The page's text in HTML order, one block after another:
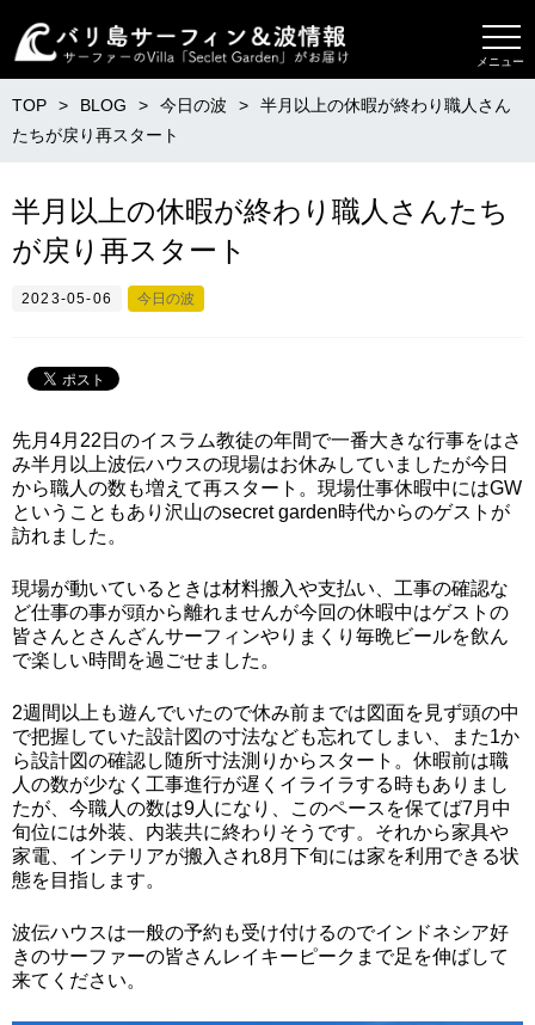
メニュー
TOP BLOG 今日の波
半月以上の休暇が終わり職人さん
たちが戻り再スタート
半月以上の休暇が終わり職人さんたち
が戻り再スタート
2023-05-06 今日の波
先月4月22日のイスラム教徒の年間で一番大きな行事をはさ
み半月以上波伝ハウスの現場はお休みしていましたが今日
から職人の数も増えて再スタート。現場仕事休暇中にはGW
ということもあり沢山のsecret garden時代からのゲストが
訪れました。
現場が動いているときは材料搬入や支払い、工事の確認な
ど仕事の事が頭から離れませんが今回の休暇中はゲストの
皆さんとさんざんサーフィンやりまくり毎晩ビールを飲ん
で楽しい時間を過ごせました。
2週間以上も遊んでいたので休み前までは図面を見ず頭の中
で把握していた設計図の寸法なども忘れてしまい、また1か
ら設計図の確認し随所寸法測りからスタート。休暇前は職
人の数が少なく工事進行が遅くイライラする時もありまし
たが、今職人の数は9人になり、このペースを保てば7月中
旬位には外装、内装共に終わりそうです。それから家具や
家電、インテリアが搬入され8月下旬には家を利用できる状
態を目指します。
波伝ハウスは一般の予約も受け付けるのでインドネシア好
きのサーファーの皆さんレイキーピークまで足を伸ばして
来てください。